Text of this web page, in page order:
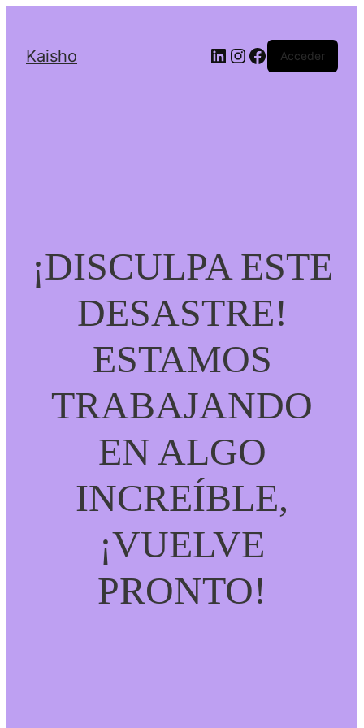
Kaisho LinkedIn
Instagram
Facebook
Acceder
¡DISCULPA ESTE
DESASTRE!
ESTAMOS
TRABAJANDO
EN ALGO
INCREÍBLE,
¡VUELVE
PRONTO!